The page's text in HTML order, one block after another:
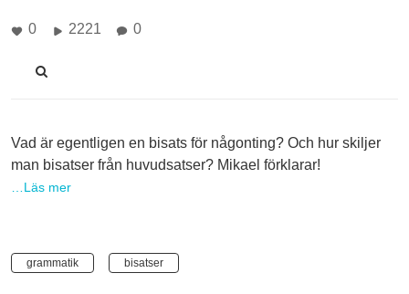
0 2221 0
Vad är egentligen en bisats för någonting? Och hur skiljer
man bisatser från huvudsatser? Mikael förklarar!
…Läs mer
grammatik bisatser